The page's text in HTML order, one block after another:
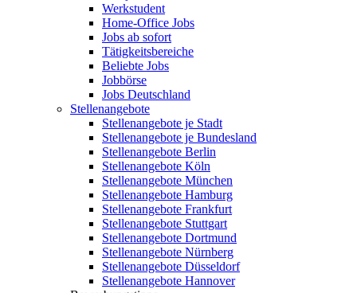
Werkstudent
Home-Office Jobs
Jobs ab sofort
Tätigkeitsbereiche
Beliebte Jobs
Jobbörse
Jobs Deutschland
Stellenangebote
Stellenangebote je Stadt
Stellenangebote je Bundesland
Stellenangebote Berlin
Stellenangebote Köln
Stellenangebote München
Stellenangebote Hamburg
Stellenangebote Frankfurt
Stellenangebote Stuttgart
Stellenangebote Dortmund
Stellenangebote Nürnberg
Stellenangebote Düsseldorf
Stellenangebote Hannover